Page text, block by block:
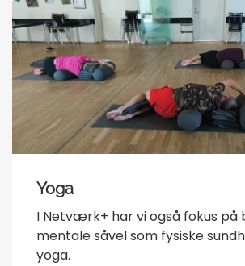
Yoga
I Netværk+ har vi også fokus på
mentale såvel som fysiske
yoga.